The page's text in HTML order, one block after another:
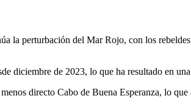
la perturbación del Mar Rojo, con los
diciembre de 2023, lo que ha resultado en
directo Cabo de Buena Esperanza, lo